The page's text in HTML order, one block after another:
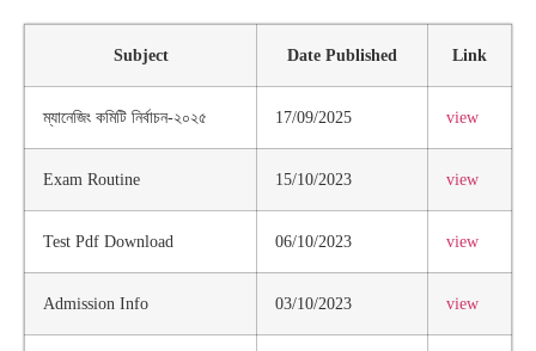
Subject Date Published Link
ম্যানেজিং কমিটি নির্বাচন-২০২৫ 17/09/2025 view
Exam Routine 15/10/2023 view
Test Pdf Download 06/10/2023 view
Admission Info 03/10/2023 view